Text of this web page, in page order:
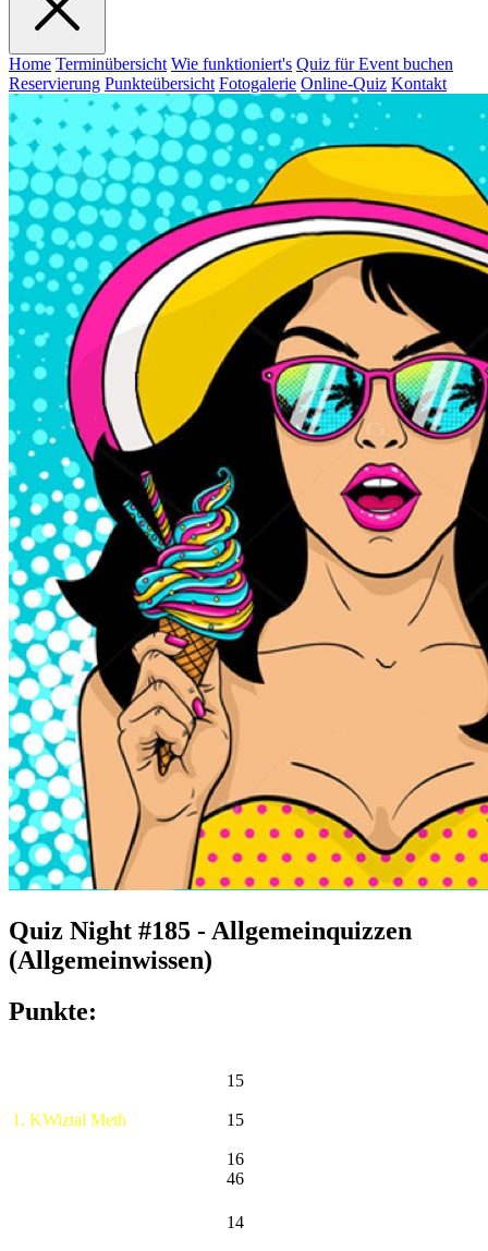
Home Terminübersicht Wie funktioniert's Quiz für Event buchen
Reservierung Punkteübersicht Fotogalerie Online-Quiz Kontakt
Quiz Night #185 - Allgemeinquizzen
(Allgemeinwissen)
Punkte:
1. KWiztal Meth
15
15
16
46
14